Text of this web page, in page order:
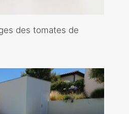
des tomates de